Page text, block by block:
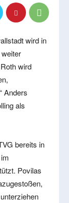
wird in
wird
Anders
als
bereits in
Povilas